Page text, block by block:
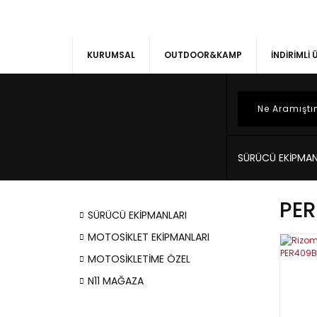
KURUMSAL OUTDOOR&KAMP İNDİRİMLİ
SÜRÜCÜ
SÜRÜCÜ EKİPMANLARI
MOTOSİKLET EKİPMANLARI
MOTOSİKLETİME ÖZEL
N11 MAĞAZA